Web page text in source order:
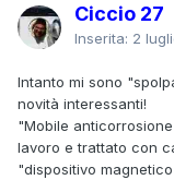
Ciccio 27
Inserita: 2
Intanto mi sono
novità interessanti!
"Mobile
lavoro e trattato con
"dispositivo